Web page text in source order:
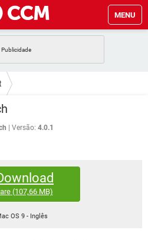
MENU
GMAIL
WHATSAPP
EXCEL
GMAIL
FACEBOOK
EXCEL
GMAIL
WHATSAPP
Versão: 4.0.1
(107,66 MB)
OS 9 - Inglês